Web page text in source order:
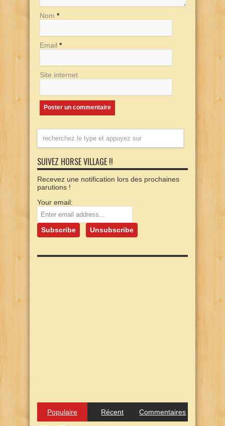
Nom *
Email *
Site internet
SUIVEZ HORSE VILLAGE !!
Recevez une notification lors des prochaines
parutions !
Your email:
Populaire Récent Commentaires